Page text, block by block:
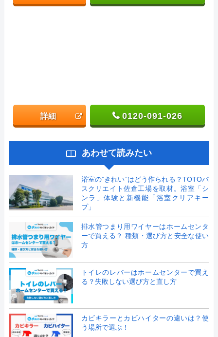
詳細 0120-091-026
あわせて読みたい
浴室の”きれい”はどう作られる？TOTOバ
スクリエイト佐倉工場を取材。浴室「シ
ンラ」体験と新機能「浴室クリアキー
プ」
排水管つまり用ワイヤーはホームセンタ
ーで買える？ 種類・選び方と安全な使い
方
トイレのレバーはホームセンターで買え
る？失敗しない選び方と直し方
カビキラーとカビハイターの違いは？使
う場所で選ぶ！